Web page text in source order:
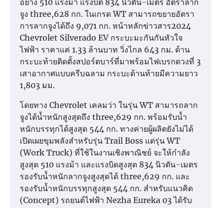
จูง three,628 กก. ในเกรด WT สามารถขยายอัตรา
การลากจูงได้ถึง 9,071 กก. หน้าหลักข่าวสาร2024
Chevrolet Silverado EV กระบะมะกันกันหัวใจ
ไฟฟ้า ราคาแค่ 1.33 ล้านบาท วิ่งไกล 643 กม. ด้าน
กระบะท้ายติดตั้งสปอร์ตบาร์ที่มาพร้อมไฟเบรกดวงที่ 3
เสาอากาศแบบครีบฉลาม กระบะด้านท้ายมีความยาว
1,803 มม.
โดยทาง Chevrolet เคลมว่า ในรุ่น WT สามารถลาก
จูงได้น้ำหนักสูงสุดถึง three,629 กก. พร้อมรับน้ำ
หนักบรรทุกได้สูงสุด 544 กก. ทางค่ายผู้ผลิตยังไม่ได้
เปิดเผยขุมพลังสำหรับรุ่น Trail Boss แต่รุ่น WT
(Work Truck) ที่ใช้ในงานเชิงพาณิชย์ จะให้กำลัง
สูงสุด 510 แรงม้า และแรงบิดสูงสุด 834 นิวตัน-เมตร
รองรับน้ำหนักลากจูงสูงสุดได้ three,629 กก. และ
รองรับน้ำหนักบรรทุกสูงสุด 544 กก. สำหรับแนวคิด
(Concept) รถยนต์ไฟฟ้า Nezha Eureka 03 ได้รับ